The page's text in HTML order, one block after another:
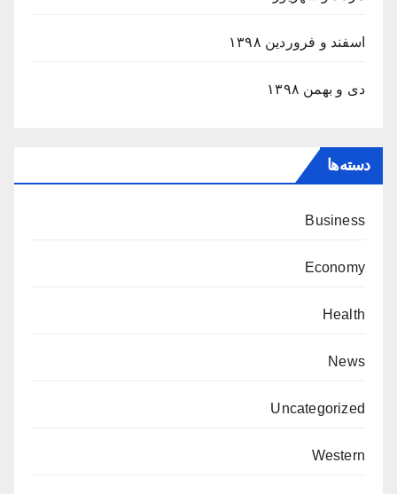
اسفند و فروردین ۱۳۹۸
دی و بهمن ۱۳۹۸
دسته‌ها
Business
Economy
Health
News
Uncategorized
Western